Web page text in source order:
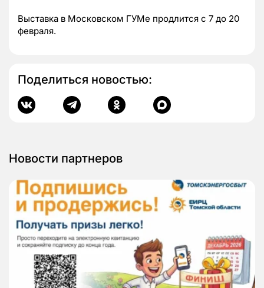
Выставка в Московском ГУМе продлится с 7 до 20
февраля.
Поделиться новостью:
Новости партнеров